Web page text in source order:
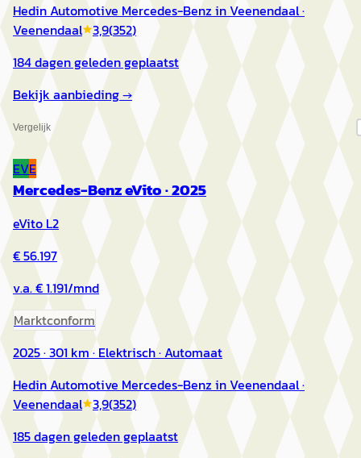
Hedin Automotive Mercedes-Benz in Veenendaal·
Veenendaal 3,9(352)
184 dagen geleden geplaatst
Bekijk aanbieding →
Vergelijk
EVE
Mercedes-Benz eVito·2025
eVito L2
€ 56.197
v.a. € 1.191/mnd
Marktconform
2025 · 301 km · Elektrisch · Automaat
Hedin Automotive Mercedes-Benz in Veenendaal·
Veenendaal 3,9(352)
185 dagen geleden geplaatst